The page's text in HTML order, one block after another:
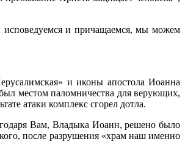
исповедуемся и причащаемся, мы можем
и иконы апостола Иоанна
местом паломничества для верующих,
атаки комплекс сгорел дотла.
Вам, Владыка Иоанн, решено было
после разрушения «храм наш именно